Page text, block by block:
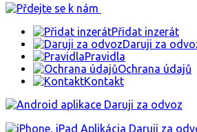
Přidat inzerát
Daruji za
Pravidla
Ochrana údajů
Kontakt